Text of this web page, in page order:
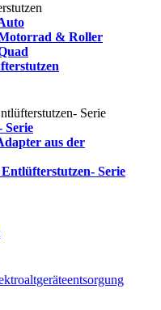
& Roller
Serie
aus der
Serie